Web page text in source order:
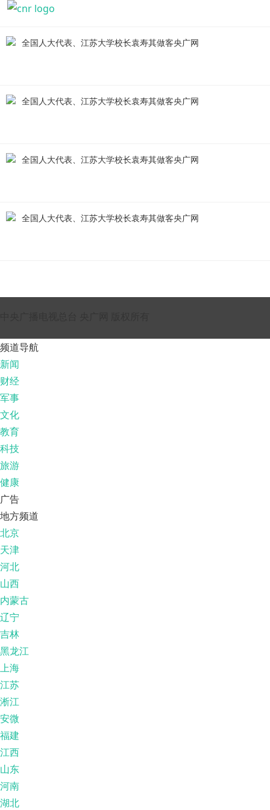
全国人大代表、江苏大学校长袁寿其做客央广网
全国人大代表、江苏大学校长袁寿其做客央广网
全国人大代表、江苏大学校长袁寿其做客央广网
全国人大代表、江苏大学校长袁寿其做客央广网
频道导航
新闻
财经
军事
文化
教育
科技
旅游
健康
广告
地方频道
北京
天津
河北
山西
内蒙古
辽宁
吉林
黑龙江
上海
江苏
淅江
安微
福建
江西
山东
河南
湖北